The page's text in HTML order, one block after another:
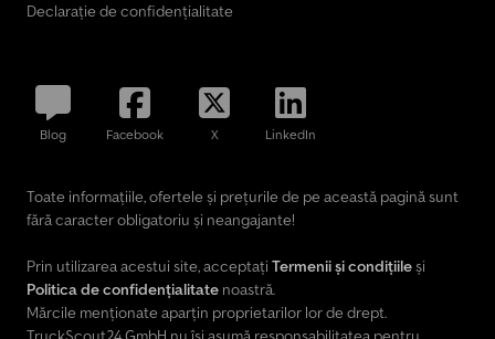
Declarație de confidențialitate
Blog Facebook X LinkedIn
Toate informațiile, ofertele și prețurile de pe această pagină sunt
fără caracter obligatoriu și neangajante!
Prin utilizarea acestui site, acceptați Termenii și condițiileși
Politica de confidențialitate noastră.
Mărcile menționate aparțin proprietarilor lor de drept.